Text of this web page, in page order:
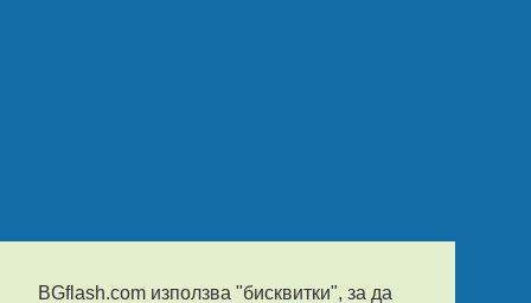
BGflash.com използва "бисквитки", за да